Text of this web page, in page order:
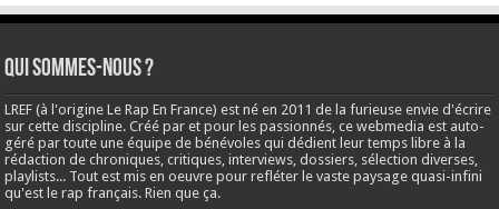
Qui sommes-nous ?
LREF (à l'origine Le Rap En France) est né en 2011 de la furieuse envie d'écrire
sur cette discipline. Créé par et pour les passionnés, ce webmedia est auto-
géré par toute une équipe de bénévoles qui dédient leur temps libre à la
rédaction de chroniques, critiques, interviews, dossiers, sélection diverses,
playlists... Tout est mis en oeuvre pour refléter le vaste paysage quasi-infini
qu'est le rap français. Rien que ça.